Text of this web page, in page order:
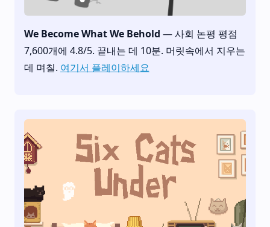
We Become What We Behold — 사회 논평 평점
7,600개에 4.8/5. 끝내는 데 10분. 머릿속에서 지우는
데 며칠. 여기서 플레이하세요